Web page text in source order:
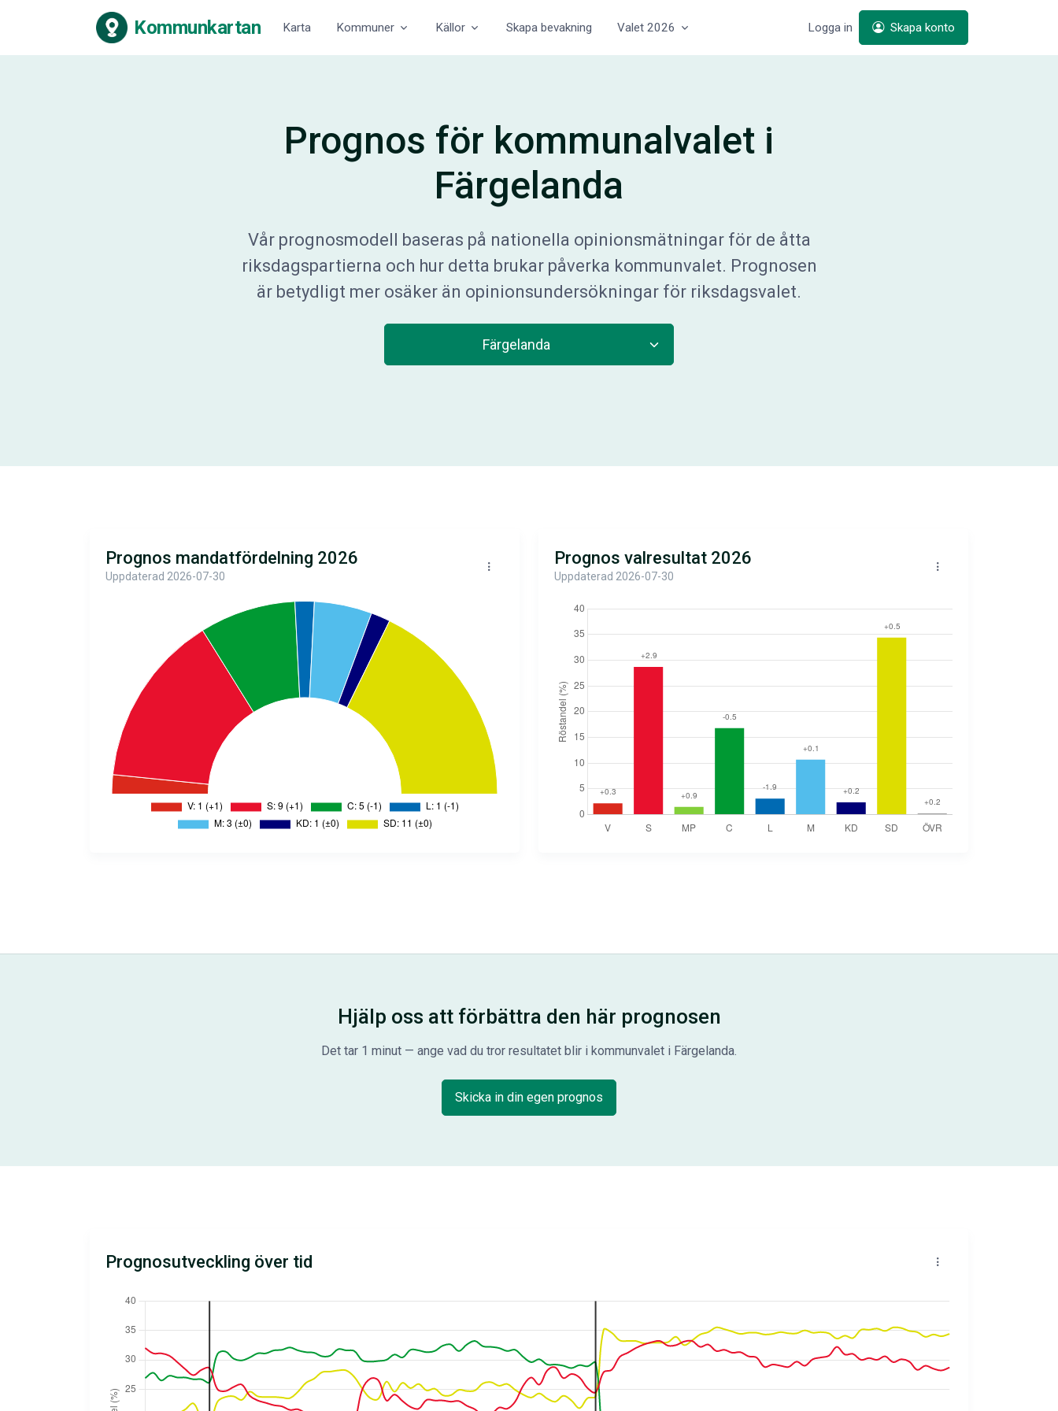
Kommunkartan Karta Kommuner Källor Skapa bevakning Valet 2026 Logga in Skapa konto
Prognos för kommunalvalet i
Färgelanda
Vår prognosmodell baseras på nationella opinionsmätningar för de åtta
riksdagspartierna och hur detta brukar påverka kommunvalet. Prognosen
är betydligt mer osäker än opinionsundersökningar för riksdagsvalet.
Prognos mandatfördelning 2026
Uppdaterad 2026-07-30
Prognos valresultat 2026
Uppdaterad 2026-07-30
Hjälp oss att förbättra den här prognosen
Det tar 1 minut — ange vad du tror resultatet blir i kommunvalet i Färgelanda.
Skicka in din egen prognos
Prognosutveckling över tid